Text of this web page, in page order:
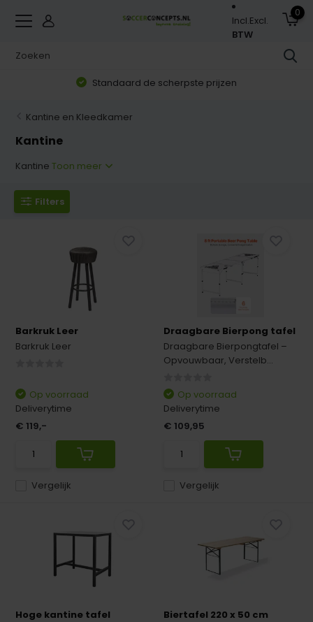
Incl.Excl.
BTW
0
Zorgvuldig geselecteerd
Kantine en Kleedkamer
Kantine
KantineToon meer
Filters
Barkruk Leer
Barkruk Leer
Vergelijk
Op voorraad
Deliverytime
€ 119,-
Draagbare Bierpong tafel
Draagbare Bierpongtafel –
Opvouwbaar, Verstelb...
Vergelijk
Op voorraad
Deliverytime
€ 109,95
Hoge kantine tafel
Biertafel 220 x 50 cm